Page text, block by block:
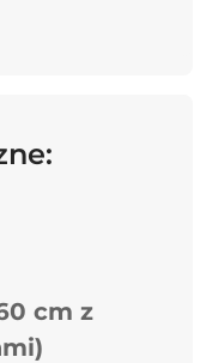
cm z